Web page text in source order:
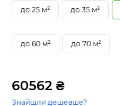
до 25 м² до 35 м²
до 60 м² до 70 м²
60562 ₴
Знайшли дешевше?